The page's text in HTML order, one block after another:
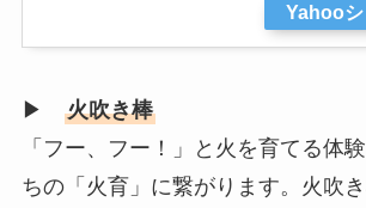
Yahoo
▶ 火吹き棒
「フー、フー！」と火を育てる体
ちの「火育」に繋がります。火吹き